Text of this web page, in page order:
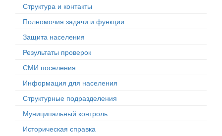
Структура и контакты
Полномочия задачи и функции
Защита населения
Результаты проверок
СМИ поселения
Информация для населения
Структурные подразделения
Муниципальный контроль
Историческая справка